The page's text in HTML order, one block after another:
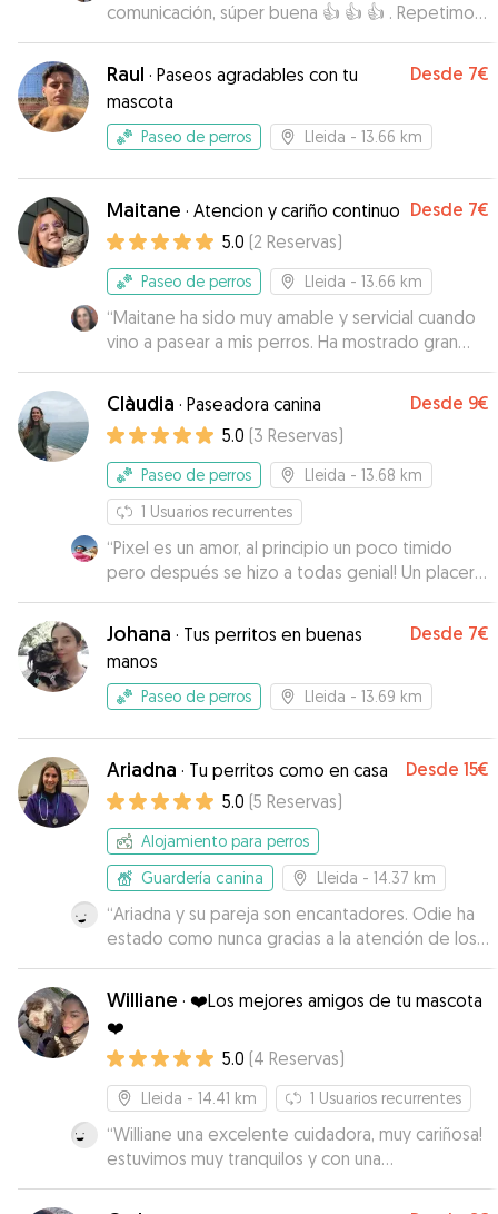
comunicación, súper buena 👍 👍 👍 . Repetimos
seguro 😁😁”
Raul · Paseos agradables con tu
mascota
Desde 7€
Paseo de perros Lleida - 13.66 km
Maitane · Atencion y cariño continuo Desde 7€
5.0 (2 Reservas)
Paseo de perros Lleida - 13.66 km
“Maitane ha sido muy amable y servicial cuando
vino a pasear a mis perros. Ha mostrado gran
responsabilidad tanto con ellos como conmigo.
La recomiendo 100%!
Clàudia · Paseadora canina Desde 9€
5.0 (3 Reservas)
Paseo de perros Lleida - 13.68 km
1 Usuarios recurrentes
“Pixel es un amor, al principio un poco timido
pero después se hizo a todas genial! Un placer
haberte tenido en casita ❤️🐶 esperamos volver
a verte!
Johana · Tus perritos en buenas
manos
Desde 7€
Paseo de perros Lleida - 13.69 km
Ariadna · Tu perritos como en casa Desde 15€
5.0 (5 Reservas)
Alojamiento para perros
Guardería canina
Lleida - 14.37 km
“Ariadna y su pareja son encantadores. Odie ha
estado como nunca gracias a la atención de los
cuidadores y al espacio. Son la mejor opción sin
duda para nuestra mascota. ¡Repetiremos
siempre!”
Williane · ❤️Los mejores amigos de tu mascota
❤️
5.0 (4 Reservas)
Lleida - 14.41 km 1 Usuarios recurrentes
“Williane una excelente cuidadora, muy cariñosa!
estuvimos muy tranquilos y con una
comunicacion constante!!”